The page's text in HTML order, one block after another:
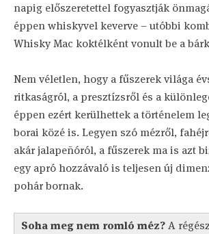
napig előszeretettel fogyasztják
éppen whiskyvel keverve – utóbbi
Whisky Mac koktélként vonult be a
Nem véletlen, hogy a fűszerek világa
ritkaságról, a presztízsről és a
éppen ezért kerülhettek a történelem
borai közé is. Legyen szó mézről,
akár jalapeñóról, a fűszerek ma is azt
egy apró hozzávaló is teljesen új
pohár bornak.
Soha meg nem romló méz?A